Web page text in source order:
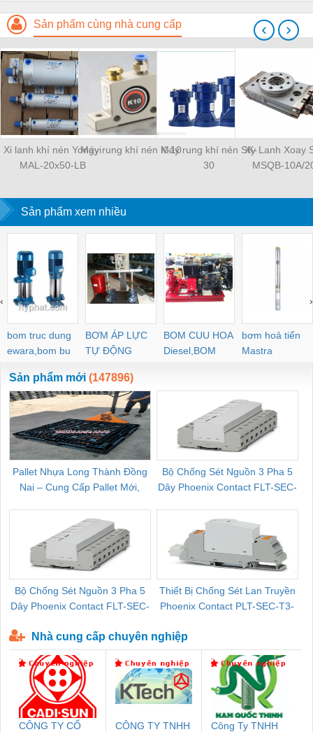
Sản phẩm cùng nhà cung cấp
Xi lanh khí nén Yongyi
MAL-20x50-LB
Máy rung khí nén K-10Máy rung khí nén SK-
30
Xy Lanh Xoay
MSQB-10A/
‹ ›
Sản phẩm xem nhiều
bom truc dung
ewara,bom bu
ewara
BƠM ÁP LỰC
TỰ ĐỘNG
BOM CUU HOA
Diesel,BOM
CHUA CHAY
bơm hoả tiển
Mastra
‹ ›
Sản phẩm mới (147896)
Pallet Nhựa Long Thành Đồng
Nai – Cung Cấp Pallet Mới,
Bộ Chống Sét Nguồn 3 Pha 5
Dây Phoenix Contact FLT-SEC-
Bộ Chống Sét Nguồn 3 Pha 5
Dây Phoenix Contact FLT-SEC-
Thiết Bị Chống Sét Lan Truyền
Phoenix Contact PLT-SEC-T3-
Nhà cung cấp chuyên nghiệp
CÔNG TY CỔ
CÔNG TY TNHH
Công Ty TNHH